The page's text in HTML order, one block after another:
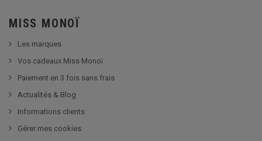
MISS MONOÏ
Les marques
Vos cadeaux Miss Monoï
Paiement en 3 fois sans frais
Actualités & Blog
Informations clients
Gérer mes cookies